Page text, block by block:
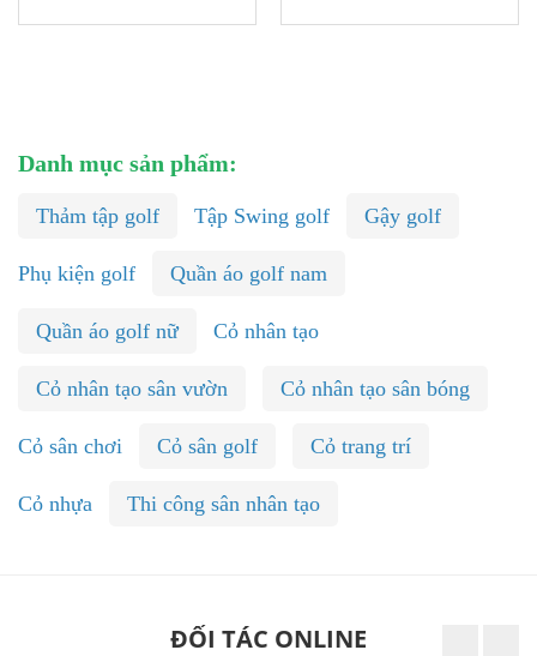
Danh mục sản phẩm:
Thảm tập golf Tập Swing golf Gậy golf
Phụ kiện golf Quần áo golf nam
Quần áo golf nữ Cỏ nhân tạo
Cỏ nhân tạo sân vườn Cỏ nhân tạo sân bóng
Cỏ sân chơi Cỏ sân golf Cỏ trang trí
Cỏ nhựa Thi công sân nhân tạo
ĐỐI TÁC ONLINE